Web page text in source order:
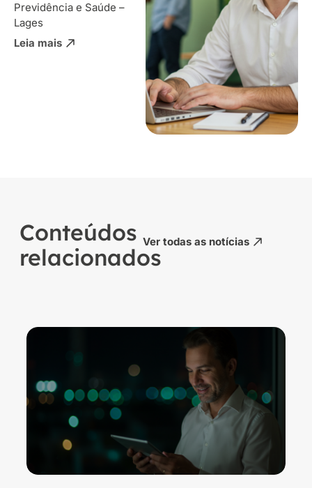
Previdência e Saúde –
Lages
Leia mais
Conteúdos
relacionados
Ver todas as notícias